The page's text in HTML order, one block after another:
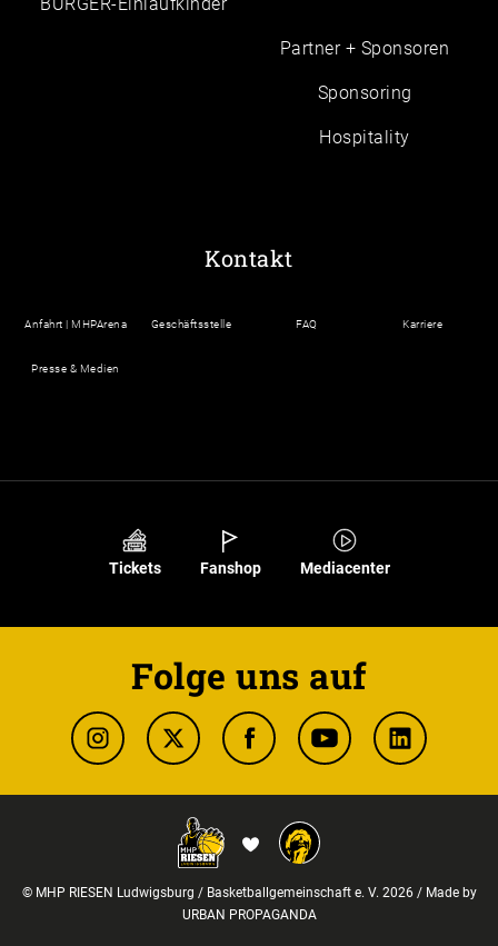
Partner + Sponsoren
Sponsoring
Hospitality
Kontakt
Anfahrt | MHPArena Geschäftsstelle FAQ Karriere
Presse & Medien
Tickets Fanshop Mediacenter
Folge uns auf
© MHP RIESEN Ludwigsburg / Basketballgemeinschaft e. V. 2026 / Made by
URBAN PROPAGANDA